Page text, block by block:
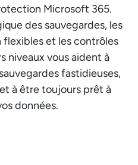
Microsoft 365.
des sauvegardes, les
et les contrôles
niveaux vous aident à
fastidieuses,
à être toujours prêt à
données.